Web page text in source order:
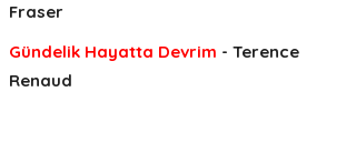
Fraser
Gündelik Hayatta Devrim - Terence
Renaud